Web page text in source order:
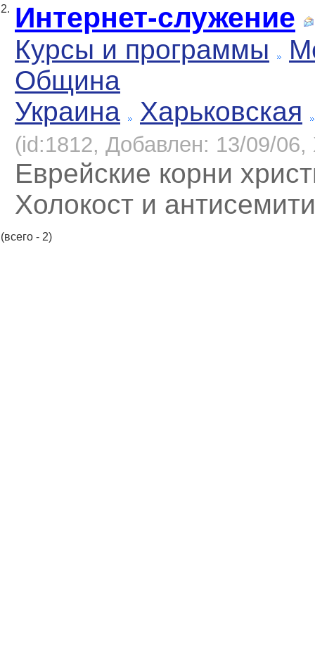
2. Интернет-служение
Курсы и программы
Община
Украина
Харьковская
(id:1812, Добавлен: 13/09/06,
Еврейские корни
Холокост и
(всего - 2)